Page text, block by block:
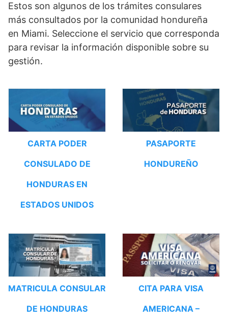
Estos son algunos de los trámites consulares
más consultados por la comunidad hondureña
en Miami. Seleccione el servicio que corresponda
para revisar la información disponible sobre su
gestión.
CARTA PODER
CONSULADO DE
HONDURAS EN
ESTADOS UNIDOS
PASAPORTE
HONDUREÑO
MATRICULA CONSULAR
DE HONDURAS
CITA PARA VISA
AMERICANA –